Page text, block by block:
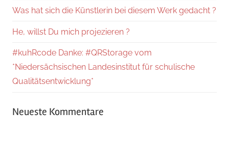
Was hat sich die Künstlerin bei diesem Werk gedacht ?
He, willst Du mich projezieren ?
#kuhRcode Danke: #QRStorage vom
*Niedersächsischen Landesinstitut für schulische
Qualitätsentwicklung*
Neueste Kommentare